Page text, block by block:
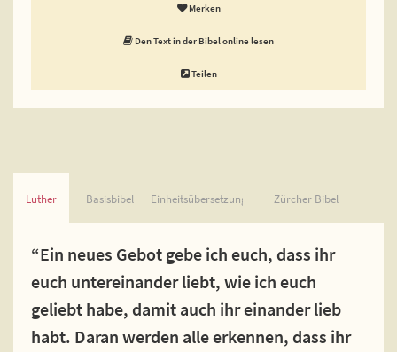
Merken
Den Text in der Bibel online lesen
Teilen
Luther Basisbibel Einheitsübersetzung Zürcher Bibel
“Ein neues Gebot gebe ich euch, dass ihr
euch untereinander liebt, wie ich euch
geliebt habe, damit auch ihr einander lieb
habt. Daran werden alle erkennen, dass ihr